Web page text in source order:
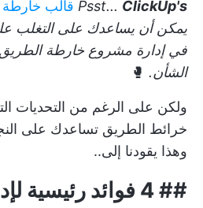
Psst... ClickUp's
قالب خارطة
يمكن أن يساعدك على التغلب
في إدارة مشروع خارطة
الشأن. 🥊
ولكن على الرغم من التحديات
خرائط الطريق تساعدك على
وهذا يقودنا إلى..
## 4 فوائد رئيسية